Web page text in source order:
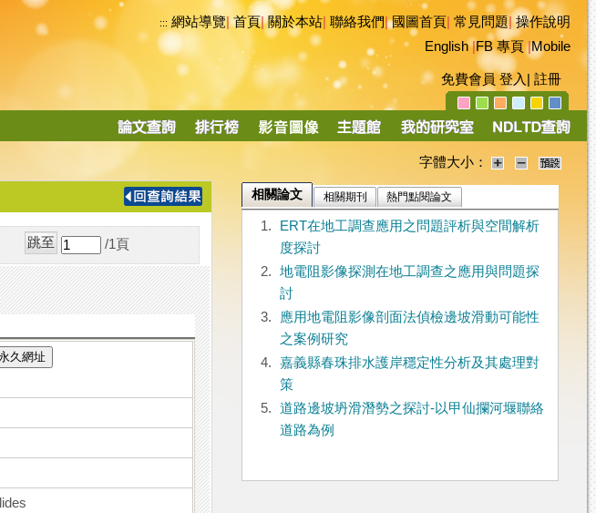
::: 網站導覽|首頁|關於本站 聯絡我們|國圖首頁 常見問題|操作說明
English|FB 專頁|Mobile
免費會員 登入 註冊
導
字體大小：
/1 頁
久網址
相關論文 相關期刊 熱門點閱論文
1.
ERT在地工調查應用之問題評析與空間解析
度探討
2.
地電阻影像探測在地工調查之應用與問題探
討
3.
應用地電阻影像剖面法偵檢邊坡滑動可能性
之案例研究
4.
嘉義縣春珠排水護岸穩定性分析及其處理對
策
5.
道路邊坡坍滑潛勢之探討-以甲仙攔河堰聯絡
道路為例